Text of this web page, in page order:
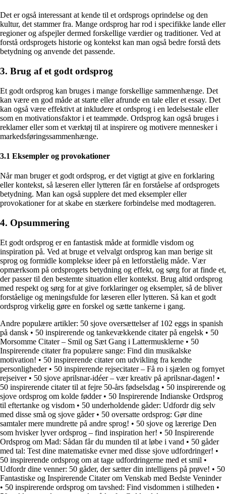
Det er også interessant at kende til et ordsprogs oprindelse og den
kultur, det stammer fra. Mange ordsprog har rod i specifikke lande eller
regioner og afspejler dermed forskellige værdier og traditioner. Ved at
forstå ordsprogets historie og kontekst kan man også bedre forstå dets
betydning og anvende det passende.
3. Brug af et godt ordsprog
Et godt ordsprog kan bruges i mange forskellige sammenhænge. Det
kan være en god måde at starte eller afrunde en tale eller et essay. Det
kan også være effektivt at inkludere et ordsprog i en ledelsestale eller
som en motivationsfaktor i et teammøde. Ordsprog kan også bruges i
reklamer eller som et værktøj til at inspirere og motivere mennesker i
markedsføringssammenhænge.
3.1 Eksempler og provokationer
Når man bruger et godt ordsprog, er det vigtigt at give en forklaring
eller kontekst, så læseren eller lytteren får en forståelse af ordsprogets
betydning. Man kan også supplere det med eksempler eller
provokationer for at skabe en stærkere forbindelse med modtageren.
4. Opsummering
Et godt ordsprog er en fantastisk måde at formidle visdom og
inspiration på. Ved at bruge et velvalgt ordsprog kan man berige sit
sprog og formidle komplekse ideer på en letforståelig måde. Vær
opmærksom på ordsprogets betydning og effekt, og sørg for at finde et,
der passer til den bestemte situation eller kontekst. Brug altid ordsprog
med respekt og sørg for at give forklaringer og eksempler, så de bliver
forståelige og meningsfulde for læseren eller lytteren. Så kan et godt
ordsprog virkelig gøre en forskel og sætte tankerne i gang.
Andre populære artikler: 50 sjove oversættelser af 102 eggs in spanish
på dansk • 50 inspirerende og tankevækkende citater på engelsk • 50
Morsomme Citater – Smil og Sæt Gang i Lattermusklerne • 50
Inspirerende citater fra populære sange: Find din musikalske
motivation! • 50 inspirerende citater om udvikling fra kendte
personligheder• 50 inspirerende rejsecitater – Få ro i sjælen og fornyet
rejseiver• 50 sjove aprilsnar-idéer – vær kreativ på aprilsnar-dagen! •
50 inspirerende citater til at fejre 50-års fødselsdag • 50 inspirerende og
sjove ordsprog om kolde fødder• 50 Inspirerende Indianske Ordsprog
til eftertanke og visdom • 50 underholdende gåder: Udfordr dig selv
med disse små og sjove gåder• 50 oversatte ordsprog: Gør dine
samtaler mere mundrette på andre sprog! • 50 sjove og lærerige Den
som hvisker lyver ordsprog – find inspiration her! • 50 Inspirerende
Ordsprog om Mad: Sådan får du munden til at løbe i vand • 50 gåder
med tal: Test dine matematiske evner med disse sjove udfordringer! •
50 inspirerende ordsprog om at tage udfordringerne med et smil •
Udfordr dine venner: 50 gåder, der sætter din intelligens på prøve! • 50
Fantastiske og Inspirerende Citater om Venskab med Bedste Veninder
• 50 inspirerende ordsprog om tavshed: Find visdommen i stilheden •